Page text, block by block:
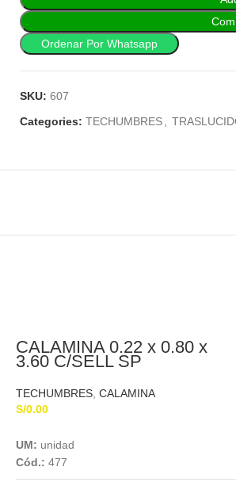
Ordenar Por Whatsapp
SKU: 607
Categories: TECHUMBRES
CALAMINA 0.22 x 0.80 x
3.60 C/SELL SP
TECHUMBRES CALAMINA
S/0.00
UM: unidad
Cód.: 477